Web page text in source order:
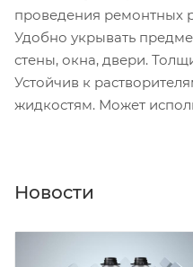
проведения ремонтных
Удобно укрывать
стены, окна, двери.
Устойчив к
жидкостям. Может
Новости